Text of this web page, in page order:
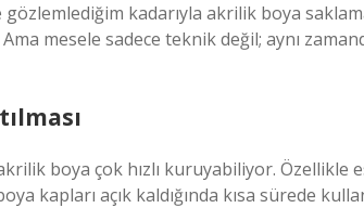
kadarıyla akrilik boya
mesele sadece teknik değil; aynı
boya çok hızlı kuruyabiliyor. Özellikle
kapları açık kaldığında kısa sürede